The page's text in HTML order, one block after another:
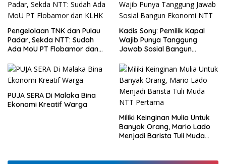
Pengelolaan TNK dan Pulau
Padar, Sekda NTT: Sudah
Ada MoU PT Flobamor dan
Kadis Sony: Pemilik Kapal
Wajib Punya Tanggung
Jawab Sosial Bangun
PUJA SERA Di Malaka Bina
Ekonomi Kreatif Warga
Miliki Keinginan Mulia Untuk
Banyak Orang, Mario Lado
Menjadi Barista Tuli Muda